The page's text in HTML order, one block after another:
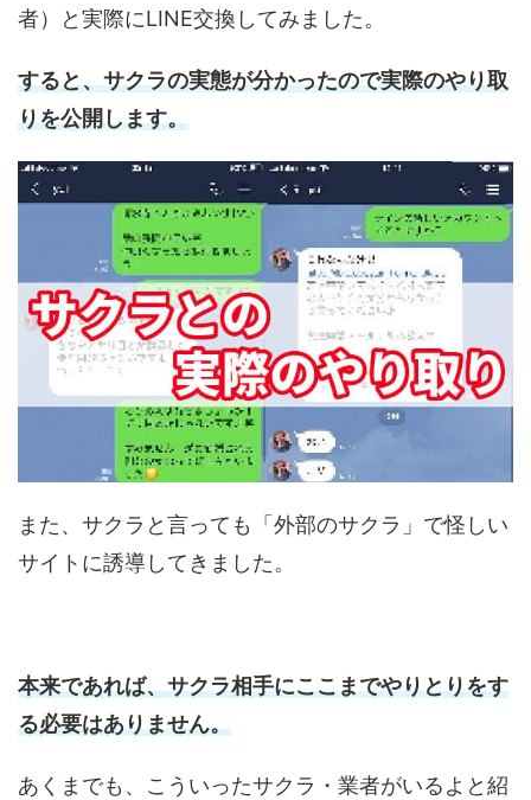
者）と実際にLINE交換してみました。
すると、サクラの実態が分かったので実際のやり取
りを公開します。
また、サクラと言っても「外部のサクラ」で怪しい
サイトに誘導してきました。
本来であれば、サクラ相手にここまでやりとりをす
る必要はありません。
あくまでも、こういったサクラ・業者がいるよと紹